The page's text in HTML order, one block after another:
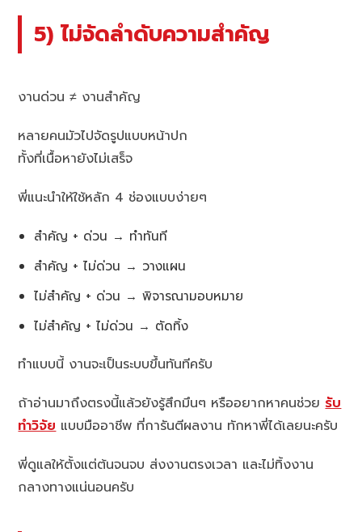
5) ไม่จัดลำดับความสำคัญ
งานด่วน ≠ งานสำคัญ
หลายคนมัวไปจัดรูปแบบหน้าปก
ทั้งที่เนื้อหายังไม่เสร็จ
พี่แนะนำให้ใช้หลัก 4 ช่องแบบง่ายๆ
สำคัญ + ด่วน → ทำทันที
สำคัญ + ไม่ด่วน → วางแผน
ไม่สำคัญ + ด่วน → พิจารณามอบหมาย
ไม่สำคัญ + ไม่ด่วน → ตัดทิ้ง
ทำแบบนี้ งานจะเป็นระบบขึ้นทันทีครับ
ถ้าอ่านมาถึงตรงนี้แล้วยังรู้สึกมึนๆ หรืออยากหาคนช่วยรับ
ทำวิจัยแบบมืออาชีพ ที่การันตีผลงาน ทักหาพี่ได้เลยนะครับ
พี่ดูแลให้ตั้งแต่ต้นจนจบ ส่งงานตรงเวลา และไม่ทิ้งงาน
กลางทางแน่นอนครับ